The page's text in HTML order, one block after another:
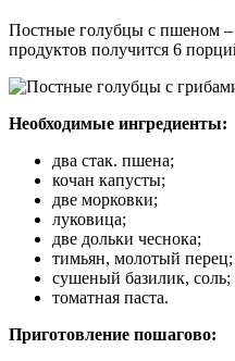
Постные голубцы с пшеном –
продуктов получится 6
Необходимые ингредиенты:
два стак. пшена;
кочан капусты;
две морковки;
луковица;
две дольки чеснока;
тимьян, молотый перец;
сушеный базилик, соль;
томатная паста.
Приготовление пошагово: